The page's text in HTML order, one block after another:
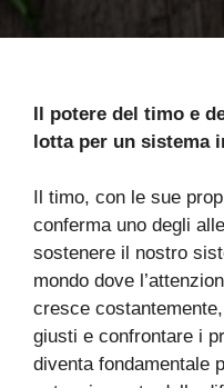
Il potere del timo e
lotta per un sistema
Il timo, con le sue
conferma uno degli
sostenere il nostro
mondo dove
cresce
giusti e confrontare i
diventa fondamentale